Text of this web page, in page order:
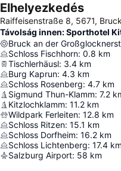
Elhelyezkedés
Raiffeisenstraße 8, 5671,
Távolság innen: Sporthotel
Bruck an der
Schloss Fischhorn: 0.8 km
Tischlerhäusl: 3.4 km
Burg Kaprun: 4.3 km
Schloss Rosenberg: 4.7 km
Sigmund Thun-Klamm: 7.2
Kitzlochklamm: 11.2 km
Wildpark Ferleiten: 12.8 km
Schloss Ritzen: 15.1 km
Schloss Dorfheim: 16.2 km
Schloss Lichtenberg: 17.4 km
Salzburg Airport: 58 km